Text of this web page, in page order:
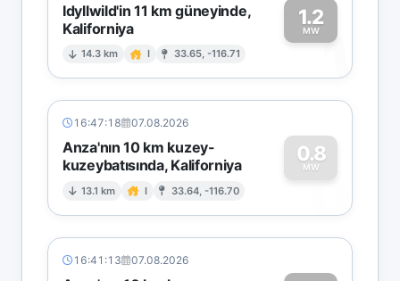
Idyllwild'in 11 km güneyinde,
Kaliforniya
14.3 km I 33.65, -116.71
1.2
MW1
16:47:18 07.08.2026
Anza'nın 10 km kuzey-
kuzeybatısında, Kaliforniya
13.1 km I 33.64, -116.70
0.8
MW
0
16:41:13 07.08.2026